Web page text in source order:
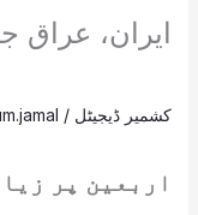
ایران، عراق
کشمیر ڈیجیٹل /
اربعین پر